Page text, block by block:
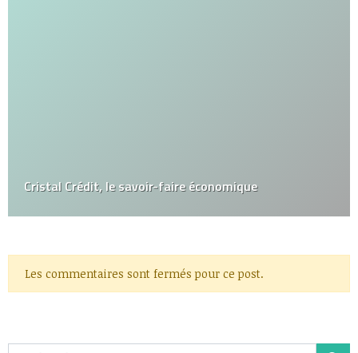
Cristal Crédit, le savoir-faire économique
Les commentaires sont fermés pour ce post.